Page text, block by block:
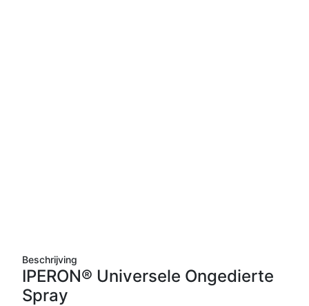
Beschrijving
IPERON® Universele Ongedierte
Spray